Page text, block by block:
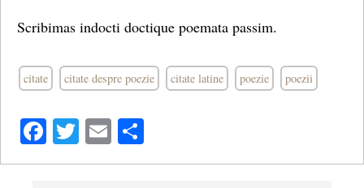
Scribimas indocti doctique poemata passim.
citate citate despre poezie citate latine poezie poezii
Facebook
Twitter
Email